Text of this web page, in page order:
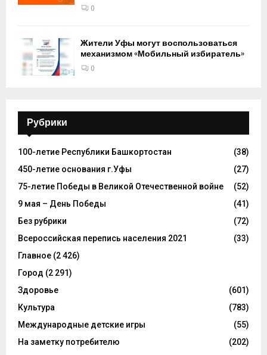
0
Жители Уфы могут воспользоваться
механизмом «Мобильный избиратель»
0
Рубрики
100-летие Республики Башкортостан
(38)
450-летие основания г.Уфы
(27)
75-летие Победы в Великой Отечественной войне
(52)
9 мая – День Победы
(41)
Без рубрики
(72)
Всероссийская перепись населения 2021
(33)
Главное (2 426)
Город (2 291)
Здоровье
(601)
Культура
(783)
Международные детские игры
(55)
На заметку потребителю
(202)